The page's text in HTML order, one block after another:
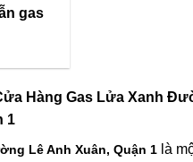
gas
Hàng Gas Lửa Xanh
1
Lê Anh Xuân, Quận 1 là